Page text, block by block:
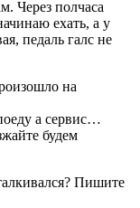
Через полчаса
ехать, а у
педаль галс не
на
а сервис…
будем
Пишите